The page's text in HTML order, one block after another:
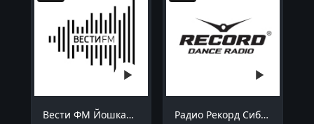
Вести ФМ Йошкар-Ола 90.9 FM Радио Рекорд Сибай 100.7 FM